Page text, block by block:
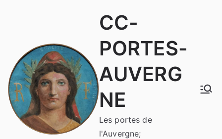
CC-
PORTES-
AUVERG
NE
Les portes de
l'Auvergne;